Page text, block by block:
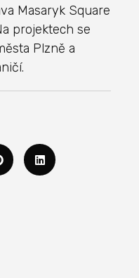
Masaryk Square
projektech se
Plzně a